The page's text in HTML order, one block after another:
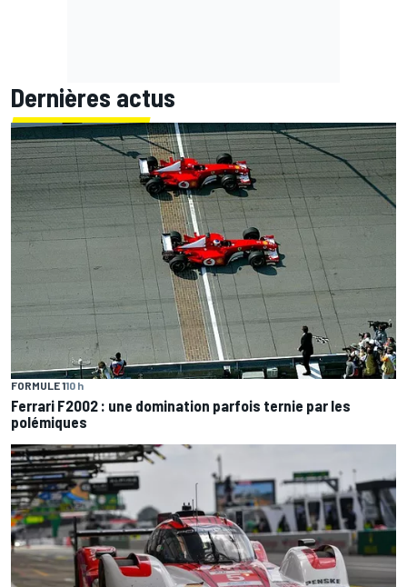
Dernières actus
FORMULE 110 h
Ferrari F2002 : une domination parfois ternie par les
polémiques